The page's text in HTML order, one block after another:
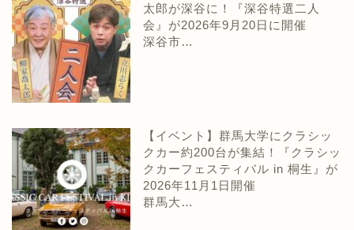
太郎が深谷に！『深谷特選二人
会』が2026年9月20日に開催
深谷市…
【イベント】群馬大学にクラシッ
クカー約200台が集結！『クラシッ
クカーフェスティバル in 桐生』が
2026年11月1日開催
群馬大…